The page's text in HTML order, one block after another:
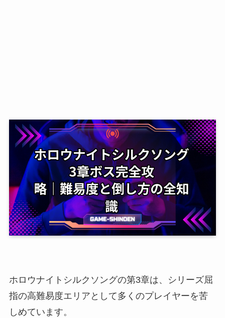
ホロウナイトシルクソングの第3章は、シリーズ屈
指の高難易度エリアとして多くのプレイヤーを苦
しめています。